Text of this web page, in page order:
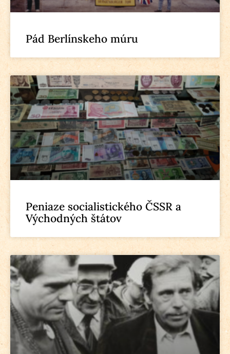
Pád Berlínskeho múru
Peniaze socialistického ČSSR a
Východných štátov